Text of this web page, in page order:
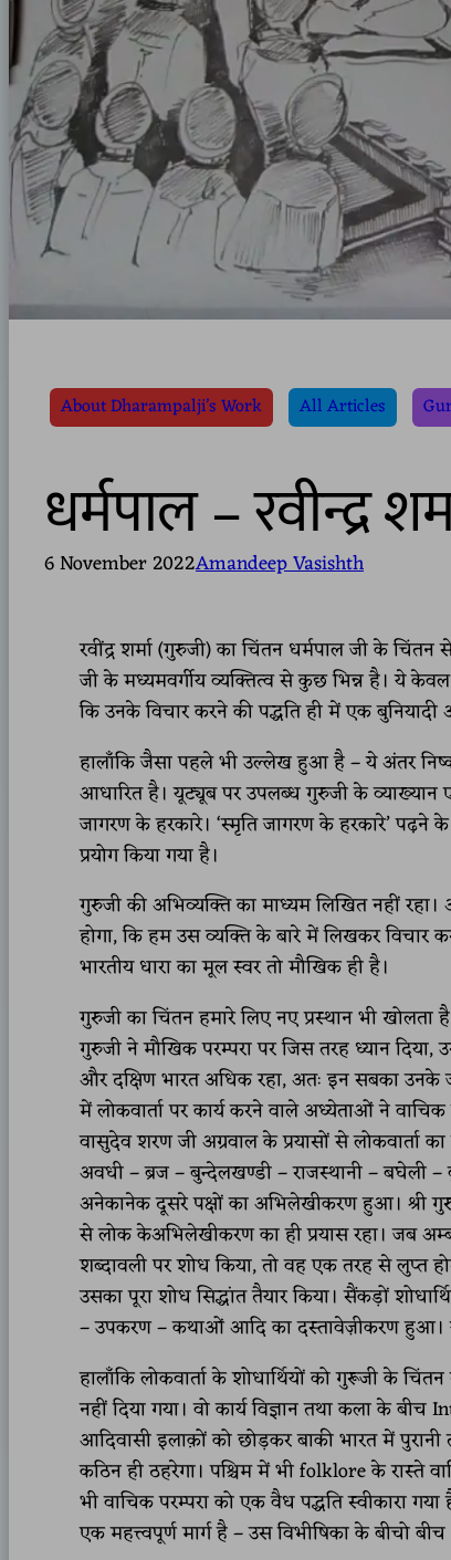
About Dharampalji’s Work All Articles
धर्मपाल – रवीन्द्र
6 November 2022Amandeep Vasishth
रवींद्र शर्मा (गुरुजी) का चिंतन धर्मपाल जी के
जी के मध्यमवर्गीय व्यक्तित्व से कुछ भिन्न है। ये
कि उनके विचार करने की पद्धति ही में एक बुनियादी
हालाँकि जैसा पहले भी उल्लेख हुआ है – ये अंतर
आधारित है। यूट्यूब पर उपलब्ध गुरुजी के व्याख्यान
जागरण के हरकारे। ‘स्मृति जागरण के हरकारे’ पढ़ने
प्रयोग किया गया है।
गुरुजी की अभिव्यक्ति का माध्यम लिखित नहीं
होगा, कि हम उस व्यक्ति के बारे में लिखकर विचार
भारतीय धारा का मूल स्वर तो मौखिक ही है।
गुरुजी का चिंतन हमारे लिए नए प्रस्थान भी
गुरुजी ने मौखिक परम्परा पर जिस तरह ध्यान दिया,
और दक्षिण भारत अधिक रहा, अतः इन सबका
में लोकवार्ता पर कार्य करने वाले अध्येताओं ने वाचिक
वासुदेव शरण जी अग्रवाल के प्रयासों से
अवधी – ब्रज – बुन्देलखण्डी – राजस्थानी – बघेली
अनेकानेक दूसरे पक्षों का अभिलेखीकरण हुआ। श्री
से लोक केअभिलेखीकरण का ही प्रयास रहा। जब
शब्दावली पर शोध किया, तो वह एक तरह से लुप्त
उसका पूरा शोध सिद्धांत तैयार किया। सैंकड़ों
– उपकरण – कथाओं आदि का दस्तावेज़ीकरण हुआ। यह
हालाँकि लोकवार्ता के शोधार्थियों को गुरूजी के
नहीं दिया गया। वो कार्य विज्ञान तथा कला के
आदिवासी इलाक़ों को छोड़कर बाकी भारत में
कठिन ही ठहरेगा। पश्चिम में भी folklore के रास्ते
भी वाचिक परम्परा को एक वैध पद्धति स्वीकारा
एक महत्त्वपूर्ण मार्ग है – उस विभीषिका के बीचो